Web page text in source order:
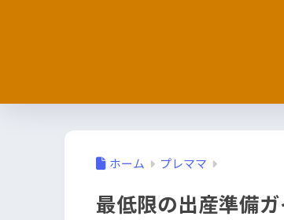
ホーム プレママ
最低限の出産準備